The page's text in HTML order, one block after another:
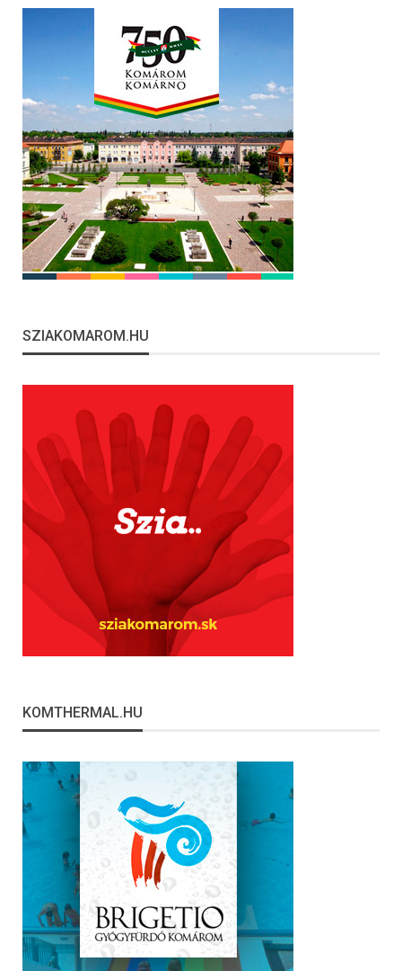
SZIAKOMAROM.HU
KOMTHERMAL.HU